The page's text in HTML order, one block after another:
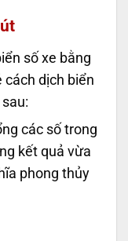
số xe bằng
cách dịch biển
các số trong
kết quả vừa
phong thủy